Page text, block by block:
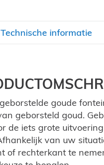
Technische informatie
goude
geborsteld goud.
de iets grote
van uw
of rechterkant te